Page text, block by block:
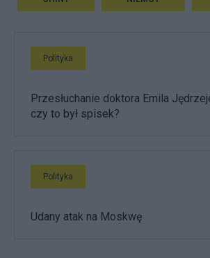
Polityka
Przesłuchanie doktora Emila
czy to był spisek?
Polityka
Udany atak na Moskwę